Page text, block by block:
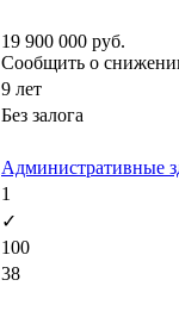
19 900 000 руб.
Сообщить о
9 лет
Без залога
Административные
1
✓
100
38